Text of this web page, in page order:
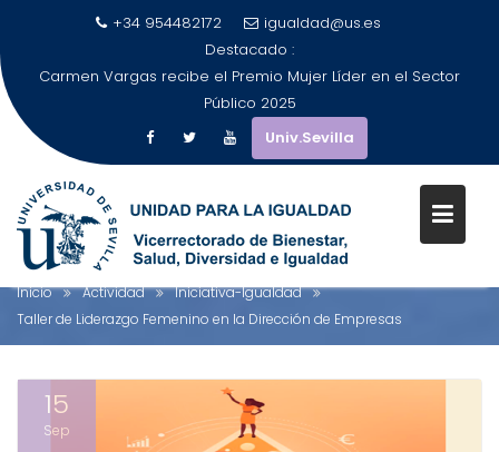
contenido
+34 954482172
igualdad@us.es
Destacado :
Carmen Vargas recibe el Premio Mujer Líder en el Sector
Público 2025
Univ.Sevilla
TALLER DE LIDERAZGO
EN LA DIRECCIÓN DE EMPRESAS
Inicio Actividad
Iniciativa-Igualdad
Taller de Liderazgo Femenino en la Dirección de Empresas
15
Sep